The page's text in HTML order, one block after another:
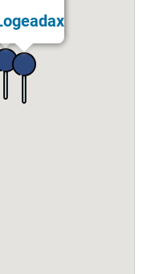
Bérot